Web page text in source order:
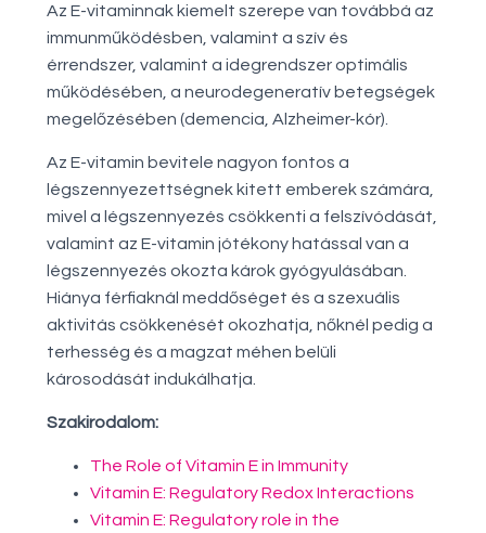
Az E-vitaminnak kiemelt szerepe van továbbá az
immunműködésben, valamint a szív és
érrendszer, valamint a idegrendszer optimális
működésében, a neurodegeneratív betegségek
megelőzésében (demencia, Alzheimer-kór).
Az E-vitamin bevitele nagyon fontos a
légszennyezettségnek kitett emberek számára,
mivel a légszennyezés csökkenti a felszívódását,
valamint az E-vitamin jótékony hatással van a
légszennyezés okozta károk gyógyulásában.
Hiánya férfiaknál meddőséget és a szexuális
aktivitás csökkenését okozhatja, nőknél pedig a
terhesség és a magzat méhen belüli
károsodását indukálhatja.
Szakirodalom:
The Role of Vitamin E in Immunity
Vitamin E: Regulatory Redox Interactions
Vitamin E: Regulatory role in the